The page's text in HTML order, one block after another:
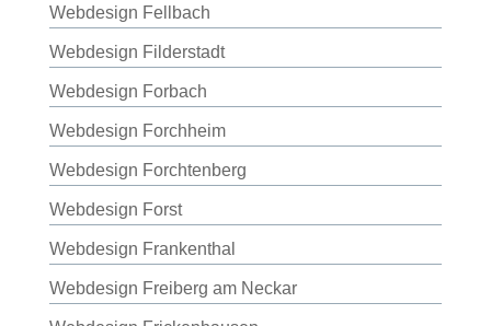
Webdesign Fellbach
Webdesign Filderstadt
Webdesign Forbach
Webdesign Forchheim
Webdesign Forchtenberg
Webdesign Forst
Webdesign Frankenthal
Webdesign Freiberg am Neckar